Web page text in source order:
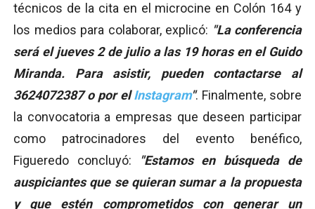
técnicos de la cita en el microcine en Colón 164 y
los medios para colaborar, explicó: "La conferencia
será el jueves 2 de julio a las 19 horas en el Guido
Miranda. Para asistir, pueden contactarse al
3624072387 o por elInstagram". Finalmente, sobre
la convocatoria a empresas que deseen participar
como patrocinadores del evento benéfico,
Figueredo concluyó:
"Estamos en búsqueda de
auspiciantes que se quieran sumar a la propuesta
y que estén comprometidos con generar un